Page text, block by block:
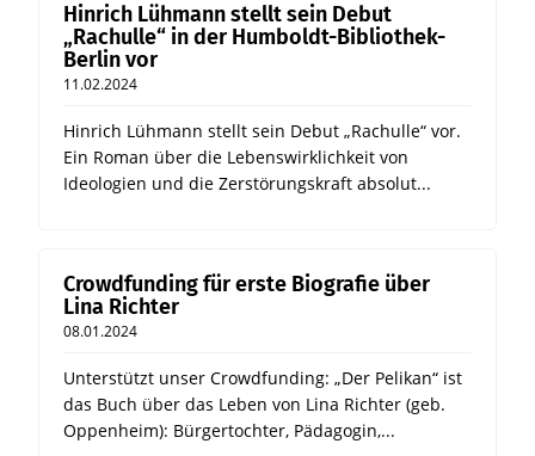
Hinrich Lühmann stellt sein Debut
„Rachulle“ in der Humboldt-Bibliothek-
Berlin vor
11.02.2024
Hinrich Lühmann stellt sein Debut „Rachulle“ vor.
Ein Roman über die Lebenswirklichkeit von
Ideologien und die Zerstörungskraft absolut...
Crowdfunding für erste Biografie über
Lina Richter
08.01.2024
Unterstützt unser Crowdfunding: „Der Pelikan“ ist
das Buch über das Leben von Lina Richter (geb.
Oppenheim): Bürgertochter, Pädagogin,...